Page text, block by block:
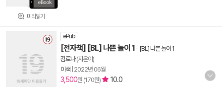
미리읽기
ePub
[전자책] [BL] 나쁜 놀이 1 - [BL] 나쁜 놀이 1
김로나(지은이)
이색 2022년 06월
3,500원 (170원) 10.0